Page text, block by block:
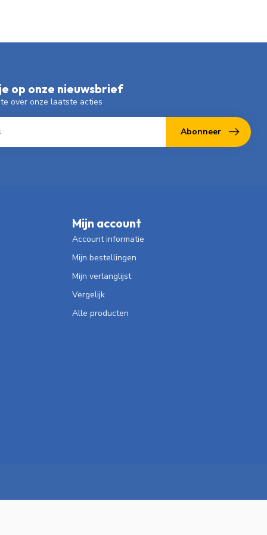
op onze nieuwsbrief
over onze laatste acties
Abonneer
Mijn account
Account informatie
Mijn bestellingen
Mijn verlanglijst
Vergelijk
Alle producten